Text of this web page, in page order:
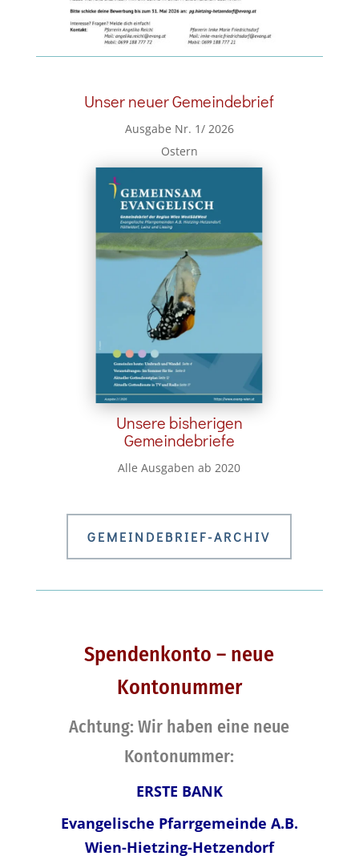
Unser neuer Gemeindebrief
Ausgabe Nr. 1/ 2026
Ostern
Unsere bisherigen
Gemeindebriefe
Alle Ausgaben ab 2020
GEMEINDEBRIEF-ARCHIV
Spendenkonto – neue
Kontonummer
Achtung: Wir haben eine neue
Kontonummer:
ERSTE BANK
Evangelische Pfarrgemeinde A.B.
Wien-Hietzing-Hetzendorf